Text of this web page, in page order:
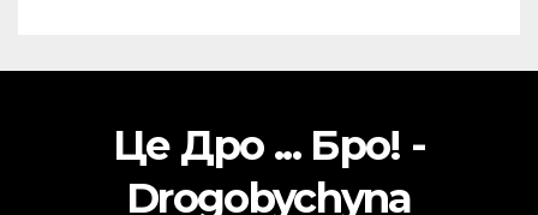
Це Дро ... Бро! -
Drogobychyna